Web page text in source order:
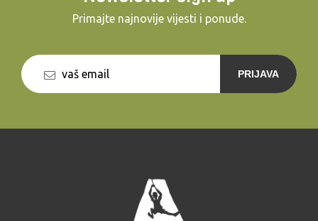
Primajte najnovije vijesti i ponude.
PRIJAVA